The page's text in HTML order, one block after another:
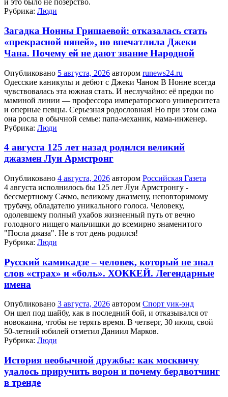
и это было не позёрство.
Рубрика: Люди
Загадка Нонны Гришаевой: отказалась стать
«прекрасной няней», но впечатлила Джеки
Чана. Почему ей не дают звание Народной
Опубликовано 5 августа, 2026 автором runews24.ru
Одесские каникулы и дебют с Джеки Чаном В Нонне всегда
чувствовалась эта южная стать. И неслучайно: её предки по
маминой линии — профессора императорского университета
и оперные певцы. Серьезная родословная! Но при этом сама
она росла в обычной семье: папа-механик, мама-инженер.
Рубрика: Люди
4 августа 125 лет назад родился великий
джазмен Луи Армстронг
Опубликовано 4 августа, 2026 автором Российская Газета
4 августа исполнилось бы 125 лет Луи Армстронгу -
бессмертному Сачмо, великому джазмену, неповторимому
трубачу, обладателю уникального голоса. Человеку,
одолевшему полный ухабов жизненный путь от вечно
голодного нищего мальчишки до всемирно знаменитого
"Посла джаза". Не в тот день родился!
Рубрика: Люди
Русский камикадзе – человек, который не знал
слов «страх» и «боль». ХОККЕЙ. Легендарные
имена
Опубликовано 3 августа, 2026 автором Спорт уик-энд
Он шел под шайбу, как в последний бой, и отказывался от
новокаина, чтобы не терять время. В четверг, 30 июля, свой
50-летний юбилей отметил Даниил Марков.
Рубрика: Люди
История необычной дружбы: как москвичу
удалось приручить ворон и почему бердвотчинг
в тренде